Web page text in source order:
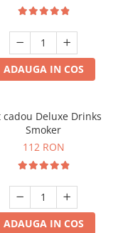
ADAUGA IN COS
cadou Deluxe Drinks
Smoker
112 RON
ADAUGA IN COS